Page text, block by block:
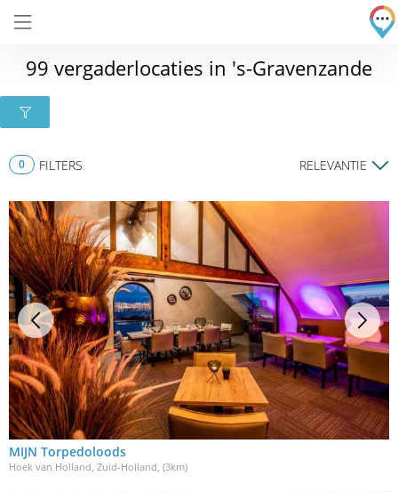
99 vergaderlocaties in 's-Gravenzande
0 FILTERS RELEVANTIE
MIJN Torpedoloods
Hoek van Holland, Zuid-Holland , (3km)